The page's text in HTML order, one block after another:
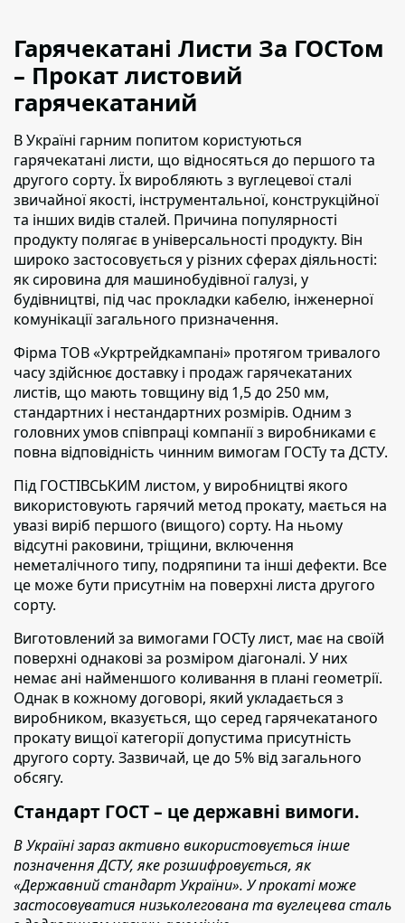
Гарячекатані Листи За ГОСТом
– Прокат листовий
гарячекатаний
В Україні гарним попитом користуються
гарячекатані листи, що відносяться до першого та
другого сорту. Їх виробляють з вуглецевої сталі
звичайної якості, інструментальної, конструкційної
та інших видів сталей. Причина популярності
продукту полягає в універсальності продукту. Він
широко застосовується у різних сферах діяльності:
як сировина для машинобудівної галузі, у
будівництві, під час прокладки кабелю, інженерної
комунікації загального призначення.
Фірма ТОВ «Укртрейдкампані» протягом тривалого
часу здійснює доставку і продаж гарячекатаних
листів, що мають товщину від 1,5 до 250 мм,
стандартних і нестандартних розмірів. Одним з
головних умов співпраці компанії з виробниками є
повна відповідність чинним вимогам ГОСТу та ДСТУ.
Під ГОСТІВСЬКИМ листом, у виробництві якого
використовують гарячий метод прокату, мається на
увазі виріб першого (вищого) сорту. На ньому
відсутні раковини, тріщини, включення
неметалічного типу, подряпини та інші дефекти. Все
це може бути присутнім на поверхні листа другого
сорту.
Виготовлений за вимогами ГОСТу лист, має на своїй
поверхні однакові за розміром діагоналі. У них
немає ані найменшого коливання в плані геометрії.
Однак в кожному договорі, який укладається з
виробником, вказується, що серед гарячекатаного
прокату вищої категорії допустима присутність
другого сорту. Зазвичай, це до 5% від загального
обсягу.
Стандарт ГОСТ – це державні вимоги.
В Україні зараз активно використовується інше
позначення ДСТУ, яке розшифровується, як
«Державний стандарт України». У прокаті може
застосовуватися низьколегована та вуглецева сталь